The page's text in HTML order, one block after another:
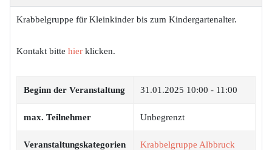
Krabbelgruppe für Kleinkinder bis zum Kindergartenalter.
Kontakt bitte hier klicken.
Beginn der Veranstaltung 31.01.2025 10:00 - 11:00
max. Teilnehmer Unbegrenzt
Veranstaltungskategorien Krabbelgruppe Albbruck